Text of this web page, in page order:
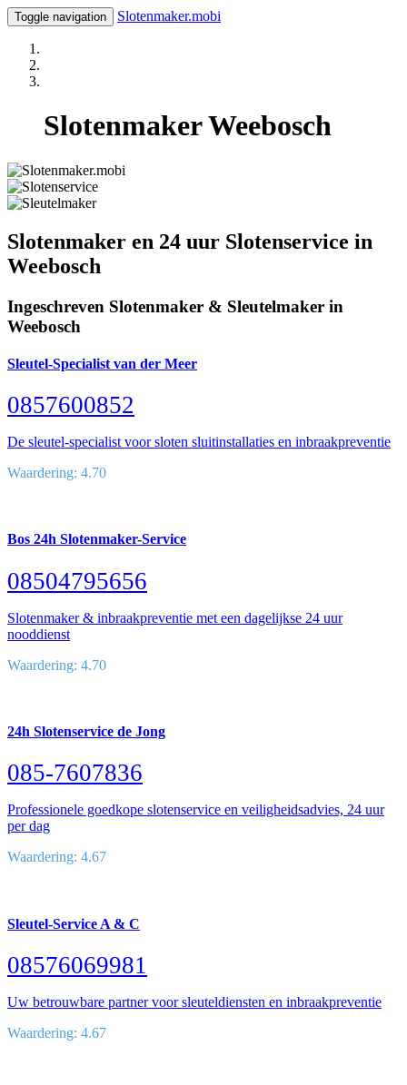
Toggle navigation Slotenmaker.mobi
Slotenmaker Weebosch
Slotenmaker en 24 uur Slotenservice in
Weebosch
Ingeschreven Slotenmaker & Sleutelmaker in
Weebosch
Sleutel-Specialist van der Meer
0857600852
De sleutel-specialist voor sloten sluitinstallaties en inbraakpreventie
Waardering: 4.70
Bos 24h Slotenmaker-Service
08504795656
Slotenmaker & inbraakpreventie met een dagelijkse 24 uur
nooddienst
Waardering: 4.70
24h Slotenservice de Jong
085-7607836
Professionele goedkope slotenservice en veiligheidsadvies, 24 uur
per dag
Waardering: 4.67
Sleutel-Service A & C
08576069981
Uw betrouwbare partner voor sleuteldiensten en inbraakpreventie
Waardering: 4.67